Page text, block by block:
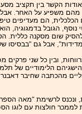
הקשר בין תקציב מסע
מהם משפיע על האחר.
הם מעדיפים
הגובל בדמגוגיה,
שום מסקנה
אבל גם "בבסיסו
ובין כל שני
הלימודיים של
מהכתבה שחיבר
לממכר חולצות עם לוגו